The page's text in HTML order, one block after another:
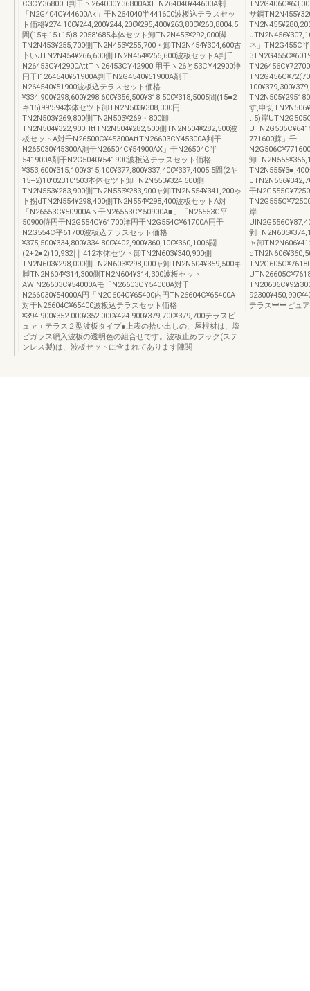
C3CY36800H判干ヽ264030Y36800AXITN264040¥44600A剰
「N2G404C¥44600Ak」干N264040半441600波板込テラスセッ
ト価格¥274.100¥244,200¥244,200¥295,400¥263,800¥263,8004.5
間(15キ15+15)8′2058′685本体セツト卸TN2N453¥292,000脚
TN2N453¥255,700側TN2N453¥255,700・卸TN2N454¥304,600古
卜いJTN2N454¥266,600側TN2N454¥266,600波板セットA判千
N26453C¥42900AttTヽ26453CY42900i用干ヽ26と53CY42900浄
円干l1264540¥51900A判干N2G4540¥51900A剤干
N264540¥51900波板込テラスセット価格
¥334,900¥298,600¥298.600¥356,500¥318,500¥318,5005間(15■2
キ15)99′594本体セツト卸TN2N503¥308,300円
TN2N503¥269,800側TN2N503¥269・800卸
TN2N504¥322,900HttTN2N504¥282,500側TN2N504¥282,500波
板セットA対千N26500C¥45300AttTN26603CY45300A判干
N265030¥45300A測干N26504C¥54900AX」干N26504C半
541900A剤干N2G5040¥541900波板込テラスセット価格
¥353,600¥315,100¥315,100¥377,800¥337,400¥337,4005.5間(2キ
15+2)10′02310′503本体セツト卸TN2N553¥324,600側
TN2N553¥283,900側TN2N553¥283,900ャ卸TN2N554¥341,200ゃ
卜拐dTN2N554¥298,400側TN2N554¥298,400波板セットA対
「N26553C¥50900Aヽ干N26553CY50900A■」「N26553C平
50900侍円干N2G554C¥61700洋円干N2G554C¥61700A円干
N2G554C平61700波板込テラスセット価格
¥375,500¥334,800¥334‐800¥402,900¥360,100¥360,1006闘
(2+2■2)10,932￨￨′412本体セツト卸TN2N603¥340,900側
TN2N603¥298,000側TN2N603¥298,000ャ卸TN2N604¥359,500キ
脚TN2N604¥314,300側TN2N604¥314,300波板セット
AWiN26603C¥54000Aモ「N26603CY54000A対千
N266030¥54000A円「N2G604C¥65400内円TN26604C¥65400A
対干N26604C¥65400波板込テラスセット価格
¥394.900¥352.000¥352.000¥424‐900¥379,700¥379,700テラスピ
ュァ︲テラス２型波板タイプ●上表の拾い出しの、屋根材は、塩
ピガラス網入波板の透明色の組合せです。波板止めフック(ステ
ンレス製)は、波板セットに含まれてあります陣関
サ鋼
ネ」TN2G455C
す,申切
t.5)岸
771600蘇」千
卸
干
岸
剥
ャ卸
テラス︼︼ピュ